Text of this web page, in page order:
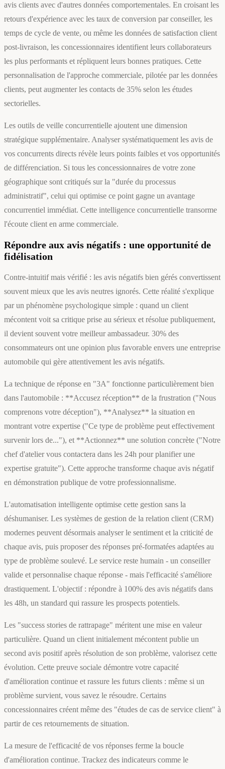
avis clients avec d'autres données comportementales. En croisant les
retours d'expérience avec les taux de conversion par conseiller, les
temps de cycle de vente, ou même les données de satisfaction client
post-livraison, les concessionnaires identifient leurs collaborateurs
les plus performants et répliquent leurs bonnes pratiques. Cette
personnalisation de l'approche commerciale, pilotée par les données
clients, peut augmenter les contacts de 35% selon les études
sectorielles.
Les outils de veille concurrentielle ajoutent une dimension
stratégique supplémentaire. Analyser systématiquement les avis de
vos concurrents directs révèle leurs points faibles et vos opportunités
de différenciation. Si tous les concessionnaires de votre zone
géographique sont critiqués sur la "durée du processus
administratif", celui qui optimise ce point gagne un avantage
concurrentiel immédiat. Cette intelligence concurrentielle transorme
l'écoute client en arme commerciale.
Répondre aux avis négatifs : une opportunité de
fidélisation
Contre-intuitif mais vérifié : les avis négatifs bien gérés convertissent
souvent mieux que les avis neutres ignorés. Cette réalité s'explique
par un phénomène psychologique simple : quand un client
mécontent voit sa critique prise au sérieux et résolue publiquement,
il devient souvent votre meilleur ambassadeur. 30% des
consommateurs ont une opinion plus favorable envers une entreprise
automobile qui gère attentivement les avis négatifs.
La technique de réponse en "3A" fonctionne particulièrement bien
dans l'automobile : **Accusez réception** de la frustration ("Nous
comprenons votre déception"), **Analysez** la situation en
montrant votre expertise ("Ce type de problème peut effectivement
survenir lors de..."), et **Actionnez** une solution concrète ("Notre
chef d'atelier vous contactera dans les 24h pour planifier une
expertise gratuite"). Cette approche transforme chaque avis négatif
en démonstration publique de votre professionnalisme.
L'automatisation intelligente optimise cette gestion sans la
déshumaniser. Les systèmes de gestion de la relation client (CRM)
modernes peuvent désormais analyser le sentiment et la criticité de
chaque avis, puis proposer des réponses pré-formatées adaptées au
type de problème soulevé. Le service reste humain - un conseiller
valide et personnalise chaque réponse - mais l'efficacité s'améliore
drastiquement. L'objectif : répondre à 100% des avis négatifs dans
les 48h, un standard qui rassure les prospects potentiels.
Les "success stories de rattrapage" méritent une mise en valeur
particulière. Quand un client initialement mécontent publie un
second avis positif après résolution de son problème, valorisez cette
évolution. Cette preuve sociale démontre votre capacité
d'amélioration continue et rassure les futurs clients : même si un
problème survient, vous savez le résoudre. Certains
concessionnaires créent même des "études de cas de service client" à
partir de ces retournements de situation.
La mesure de l'efficacité de vos réponses ferme la boucle
d'amélioration continue. Trackez des indicateurs comme le